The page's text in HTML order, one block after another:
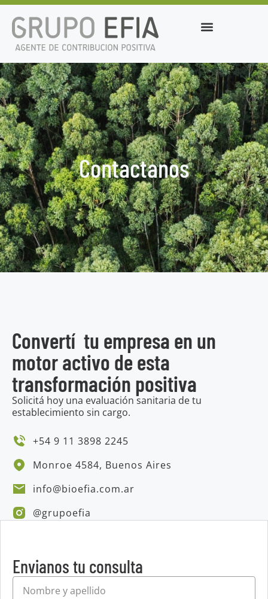
Contactanos
Convertí tu empresa en un
motor activo de esta
transformación positiva
Solicitá hoy una evaluación sanitaria de tu
establecimiento sin cargo.
+54 9 11 3898 2245
Monroe 4584, Buenos Aires
info@bioefia.com.ar
@grupoefia
Envianos tu consulta